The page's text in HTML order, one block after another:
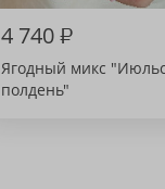
4 740₽
Ягодный микс
полдень"